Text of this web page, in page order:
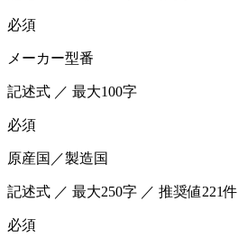
必須
メーカー型番
記述式 ／ 最大100字
必須
原産国／製造国
記述式 ／ 最大250字 ／ 推奨値221件
必須